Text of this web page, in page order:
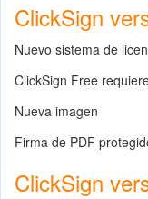
ClickSign
Nuevo sistema de
ClickSign Free
Nueva imagen
Firma de PDF
ClickSign